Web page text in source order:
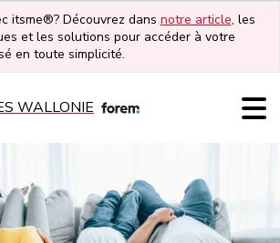
itsme®? Découvrez dans notre article, les
et les solutions pour accéder à votre
en toute simplicité.
WALLONIE